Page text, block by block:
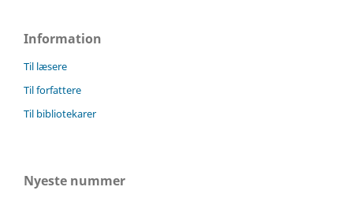
Information
Til læsere
Til forfattere
Til bibliotekarer
Nyeste nummer